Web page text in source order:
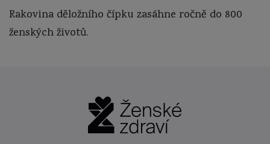
Rakovina děložního čípku zasáhne ročně do 800
ženských životů.